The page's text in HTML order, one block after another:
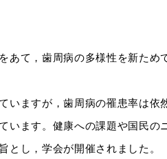
て，歯周病の多様性を新ため
ますが，歯周病の罹患率は
ます。健康への課題や国民
し，学会が開催されました。